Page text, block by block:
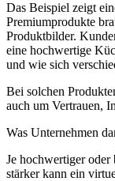
Das Beispiel zeigt
Premiumprodukte
Produktbilder.
eine hochwertige
und wie sich
Bei solchen
auch um Vertrauen,
Was Unternehmen
Je hochwertiger oder
stärker kann ein